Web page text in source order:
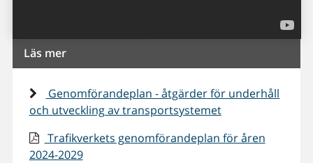
Läs mer
Genomförandeplan - åtgärder för underhåll
och utveckling av transportsystemet
Trafikverkets genomförandeplan för åren
2024-2029